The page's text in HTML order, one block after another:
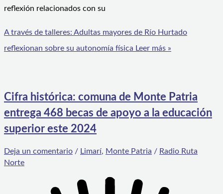
reflexión relacionados con su
A través de talleres: Adultas mayores de Río Hurtado
reflexionan sobre su autonomía física Leer más »
Cifra histórica: comuna de Monte Patria
entrega 468 becas de apoyo a la educación
superior este 2024
Deja un comentario / Limarí, Monte Patria / Radio Ruta
Norte